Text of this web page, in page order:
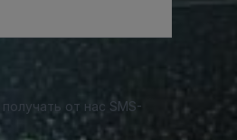
от нас SMS-